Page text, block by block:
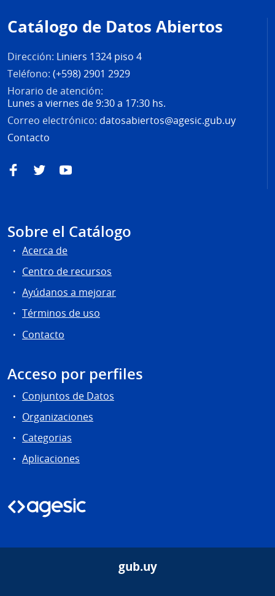
de
página
Catálogo de Datos Abiertos
Dirección: Liniers 1324 piso 4
Teléfono: (+598) 2901 2929
Horario de atención:
Lunes a viernes de 9:30 a 17:30 hs.
Correo electrónico: datosabiertos@agesic.gub.uy
Contacto
FacebookTwitterYouTube
Sobre el Catálogo
Acerca de
Centro de recursos
Ayúdanos a mejorar
Términos de uso
Contacto
Acceso por perfiles
Conjuntos de Datos
Organizaciones
Categorias
Aplicaciones
gub.uy